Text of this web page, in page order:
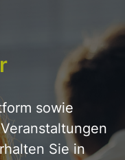
sowie
Sie in